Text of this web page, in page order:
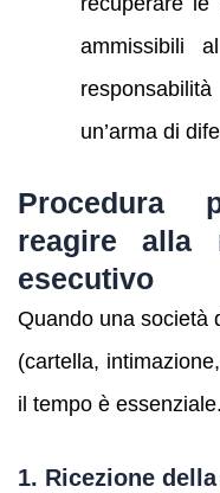
ammissibili
un’arma di
Procedura
reagire alla
esecutivo
Quando una società
(cartella,
il tempo è
1. Ricezione